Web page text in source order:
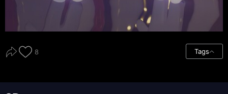
8 Tags